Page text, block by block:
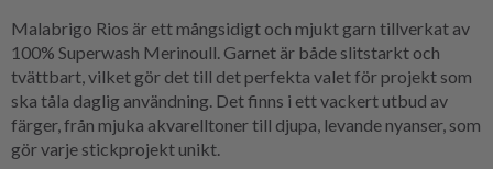
Malabrigo Rios är ett mångsidigt och mjukt garn tillverkat av
100% Superwash Merinoull. Garnet är både slitstarkt och
tvättbart, vilket gör det till det perfekta valet för projekt som
ska tåla daglig användning. Det finns i ett vackert utbud av
färger, från mjuka akvarelltoner till djupa, levande nyanser, som
gör varje stickprojekt unikt.